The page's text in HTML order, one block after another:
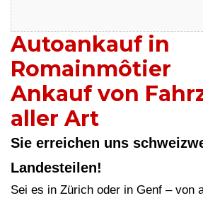
Autoankauf in
Romainmôtier
Ankauf von
aller Art
Sie erreichen uns
Landesteilen!
Sei es in Zürich oder in Genf – von